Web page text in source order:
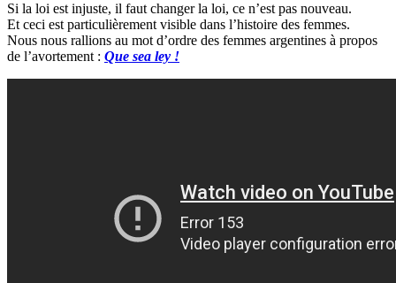
Si la loi est injuste, il faut changer la loi, ce n’est pas nouveau.
Et ceci est particulièrement visible dans l’histoire des femmes.
Nous nous rallions au mot d’ordre des femmes argentines à propos
de l’avortement : Que sea ley !